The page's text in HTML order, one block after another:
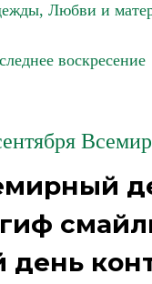
Любви и
воскресение